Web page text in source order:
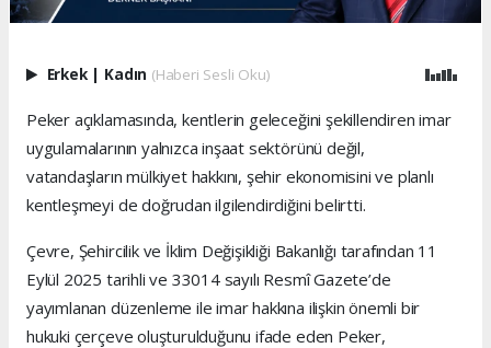
Erkek | Kadın (Haberi Sesli Oku)
Peker açıklamasında, kentlerin geleceğini şekillendiren imar
uygulamalarının yalnızca inşaat sektörünü değil,
vatandaşların mülkiyet hakkını, şehir ekonomisini ve planlı
kentleşmeyi de doğrudan ilgilendirdiğini belirtti.
Çevre, Şehircilik ve İklim Değişikliği Bakanlığı tarafından 11
Eylül 2025 tarihli ve 33014 sayılı Resmî Gazete’de
yayımlanan düzenleme ile imar hakkına ilişkin önemli bir
hukuki çerçeve oluşturulduğunu ifade eden Peker,